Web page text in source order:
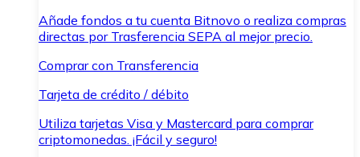
Añade fondos a tu cuenta Bitnovo o realiza compras
directas por Trasferencia SEPA al mejor precio.
Comprar con Transferencia
Tarjeta de crédito / débito
Utiliza tarjetas Visa y Mastercard para comprar
criptomonedas. ¡Fácil y seguro!